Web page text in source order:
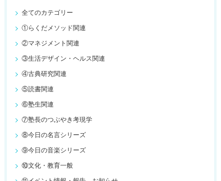
全てのカテゴリー
①らくだメソッド関連
②マネジメント関連
③生活デザイン・ヘルス関連
④古典研究関連
⑤読書関連
⑥塾生関連
⑦塾長のつぶやき考現学
⑧今日の名言シリーズ
⑨今日の音楽シリーズ
⑩文化・教育一般